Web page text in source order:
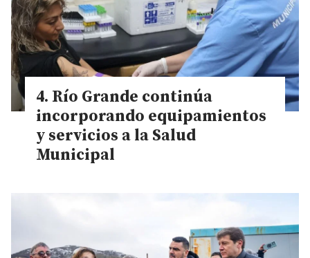
Río Grande continúa
incorporando equipamientos
y servicios a la Salud
Municipal